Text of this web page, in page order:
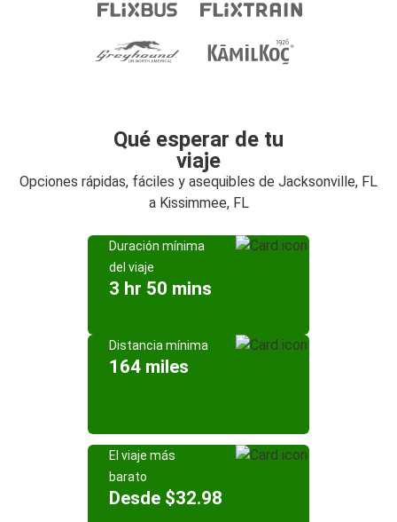
Qué esperar de tu
viaje
Opciones rápidas, fáciles y asequibles de Jacksonville, FL
a Kissimmee, FL
Duración mínima
del viaje
3 hr 50 mins
Distancia mínima
164 miles
El viaje más
barato
Desde $32.98